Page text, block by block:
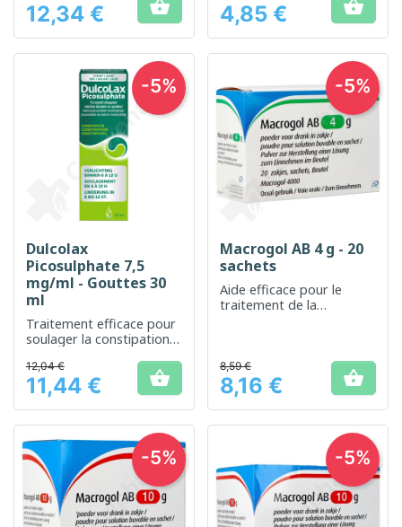
Prix
12,34 €  Prix
4,85 € 
Dulcolax
Picosulphate 7,5
mg/ml - Gouttes 30
ml
Traitement efficace pour
soulager la constipation
Prix
12,04 €
11,44 € 
-5%
Macrogol AB 4 g - 20
sachets
Aide efficace pour le
traitement de la
Prix
8,59 €
8,16 € 
-5%
-5% -5%